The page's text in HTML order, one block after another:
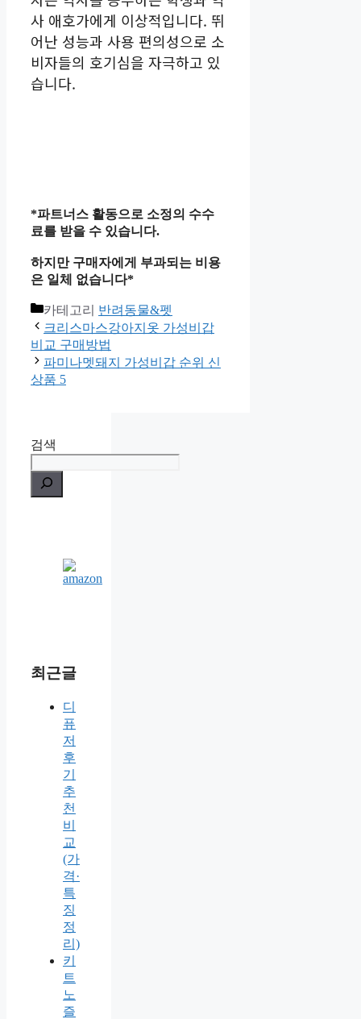
사 애호가에게 이상적입니다. 뛰
어난 성능과 사용 편의성으로 소
비자들의 호기심을 자극하고 있
습니다.
*파트너스 활동으로 소정의 수수
료를 받을 수 있습니다.
하지만 구매자에게 부과되는 비용
은 일체 없습니다*
카테고리 반려동물&펫
크리스마스강아지옷 가성비갑
비교 구매방법
파미나멧돼지 가성비갑 순위 신
상품 5
검색
최근글
디
퓨
저
후
기
추
천
비
교
(가
격·
특
징
정
리)
키
트
노
즐